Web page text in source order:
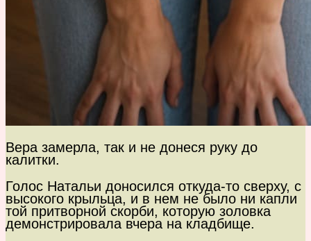
Вера замерла, так и не донеся руку до
калитки.
Голос Натальи доносился откуда-то сверху, с
высокого крыльца, и в нем не было ни капли
той притворной скорби, которую золовка
демонстрировала вчера на кладбище.